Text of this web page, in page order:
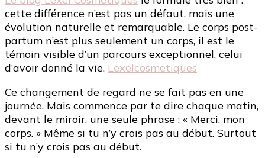
cette différence n’est pas un défaut, mais une
évolution naturelle et remarquable. Le corps post-
partum n’est plus seulement un corps, il est le
témoin visible d’un parcours exceptionnel, celui
d’avoir donné la vie. Lexelcosmetiques
Ce changement de regard ne se fait pas en une
journée. Mais commence par te dire chaque matin,
devant le miroir, une seule phrase : « Merci, mon
corps. » Même si tu n’y crois pas au début. Surtout
si tu n’y crois pas au début.